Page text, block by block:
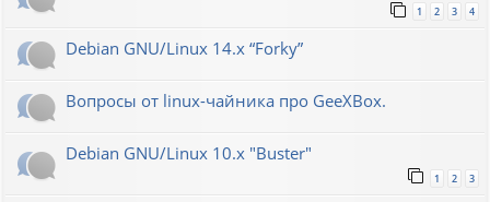
1 2 3 4
Debian GNU/Linux 14.x “Forky”
Вопросы от linux-чайника про GeeXBox.
Debian GNU/Linux 10.x "Buster"
1 2 3